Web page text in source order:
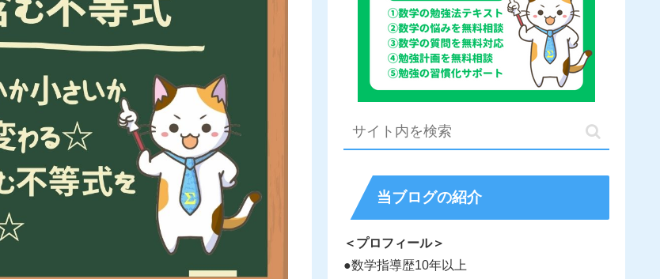
当ブログの紹介
＜プロフィール＞
●数学指導歴10年以上